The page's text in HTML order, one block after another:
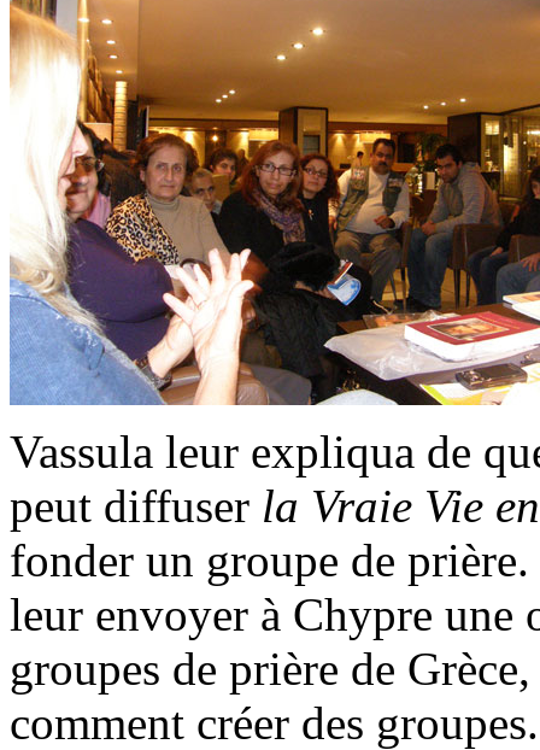
Vassula leur expliqua de
peut diffuser la Vraie Vie
fonder un groupe de
leur envoyer à Chypre une
groupes de prière de
comment créer des